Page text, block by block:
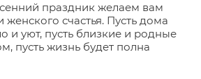
праздник желаем вам
счастья. Пусть дома
и уют, пусть близкие и родные
пусть жизнь будет полна